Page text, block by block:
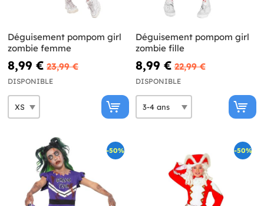
Déguisement pompom girl
zombie femme
8,99 € 23,99 €
DISPONIBLE
Déguisement pompom girl
zombie fille
8,99 € 22,99 €
DISPONIBLE
-50% -50%